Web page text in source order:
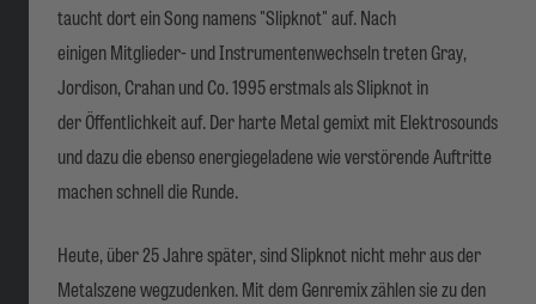
taucht dort ein Song namens "Slipknot" auf. Nach
einigen Mitglieder- und Instrumentenwechseln treten Gray,
Jordison, Crahan und Co. 1995 erstmals als Slipknot in
der Öffentlichkeit auf. Der harte Metal gemixt mit Elektrosounds
und dazu die ebenso energiegeladene wie verstörende Auftritte
machen schnell die Runde.
Heute, über 25 Jahre später, sind Slipknot nicht mehr aus der
Metalszene wegzudenken. Mit dem Genremix zählen sie zu den